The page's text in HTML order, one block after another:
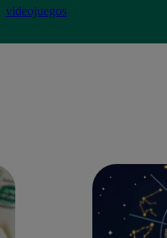
videojuegos